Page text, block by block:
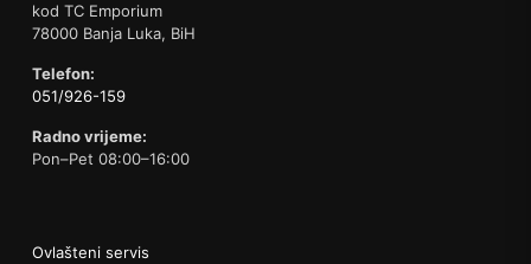
kod TC Emporium
78000 Banja Luka, BiH
Telefon:
051/926-159
Radno vrijeme:
Pon–Pet 08:00–16:00
Ovlašteni servis